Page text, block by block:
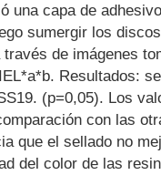
una capa de
sumergir los
de imágenes
Resultados:
(p=0,05). Los
con las
que el sellado no
del color de las